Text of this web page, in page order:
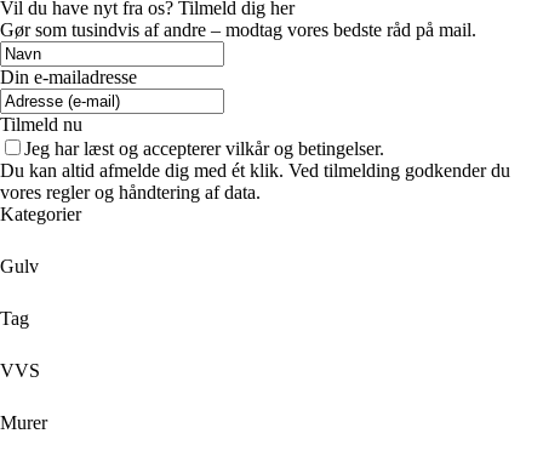
Vil du have nyt fra os? Tilmeld dig her
Gør som tusindvis af andre – modtag vores bedste råd på mail.
Din e-mailadresse
Tilmeld nu
Jeg har læst og accepterer vilkår og betingelser.
Du kan altid afmelde dig med ét klik. Ved tilmelding godkender du
vores regler og håndtering af data.
Kategorier
Gulv
Tag
VVS
Murer